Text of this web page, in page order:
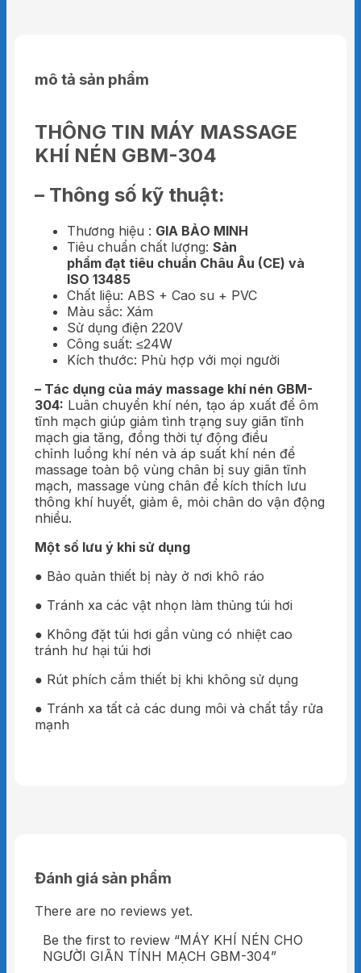
mô tả sản phẩm
THÔNG TIN MÁY MASSAGE
KHÍ NÉN GBM-304
– Thông số kỹ thuật:
Thương hiệu : GIA BẢO MINH
Tiêu chuẩn chất lượng: Sản
phẩm đạt tiêu chuẩn Châu Âu (CE) và
ISO 13485
Chất liệu: ABS + Cao su + PVC
Màu sắc: Xám
Sử dụng điện 220V
Công suất: ≤24W
Kích thước: Phù hợp với mọi người
– Tác dụng của máy massage khí nén GBM-
304: Luân chuyển khí nén, tạo áp xuất để ôm
tĩnh mạch giúp giảm tình trạng suy giãn tĩnh
mạch gia tăng, đồng thời tự động điều
chỉnh luồng khí nén và áp suất khí nén để
massage toàn bộ vùng chân bị suy giãn tĩnh
mạch, massage vùng chân để kích thích lưu
thông khí huyết, giảm ê, mỏi chân do vận động
nhiều.
Một số lưu ý khi sử dụng
● Bảo quản thiết bị này ở nơi khô ráo
● Tránh xa các vật nhọn làm thủng túi hơi
● Không đặt túi hơi gần vùng có nhiệt cao
tránh hư hại túi hơi
● Rút phích cắm thiết bị khi không sử dụng
● Tránh xa tất cả các dung môi và chất tẩy rửa
mạnh
Đánh giá sản phẩm
There are no reviews yet.
Be the first to review “MÁY KHÍ NÉN CHO
NGƯỜI GIÃN TÍNH MẠCH GBM-304”